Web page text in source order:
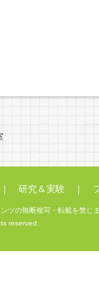
研究＆実験 ｜
ツの無断複写・転載を禁じ
reserved.